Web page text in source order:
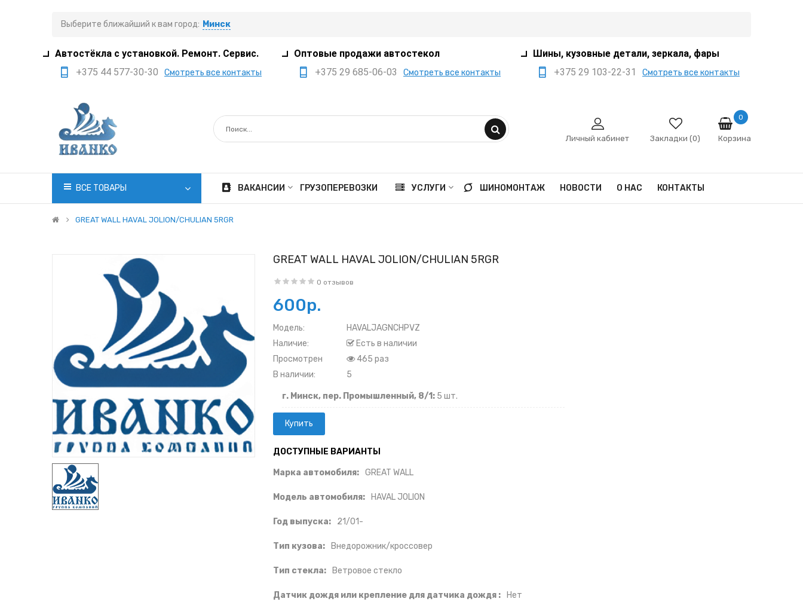
Выберите ближайший к вам город: Минск
Автостёкла с установкой. Ремонт. Сервис.
+375 44 577-30-30
Смотреть все контакты
+375 29 705-41-21
+375 17 397-05-85
office@ivanko.by
Минск, переулок
Промышленный,8/5
Вс. 8:30 - 18:00
Оптовые продажи автостекол
+375 29 685-06-03
Смотреть все контакты
+375 29 385-05-03
+375 29 559-41-21
Минск, переулок
Вс выходной
Шины, кузовные детали, зеркала, фары
+375 29 103-22-31
Смотреть все контакты
+375 29 666-12-68
sale@ivanko.by
Промышленный,8/5
Личный кабинет Закладки (0) Корзина
0
ВСЕ ТОВАРЫ ВАКАНСИИ ГРУЗОПЕРЕВОЗКИ УСЛУГИ ШИНОМОНТАЖ НОВОСТИ О НАС КОНТАКТЫ
GREAT WALL HAVAL JOLION/CHULIAN 5RGR
GREAT WALL HAVAL JOLION/CHULIAN 5RGR
0 отзывов
600р.
Модель:
HAVALJAGNCHPVZ
Наличие:
Есть в наличии
Просмотрен
465 раз
В наличии:
5
г. Минск, пер. Промышленный, 8/1: 5 шт.
ДОСТУПНЫЕ ВАРИАНТЫ
Марка автомобиля: GREAT WALL
Модель автомобиля: HAVAL JOLION
Год выпуска: 21/01-
Тип кузова: Внедорожник/кроссовер
Тип стекла: Ветровое стекло
Датчик дождя или крепление для датчика дождя : Нет